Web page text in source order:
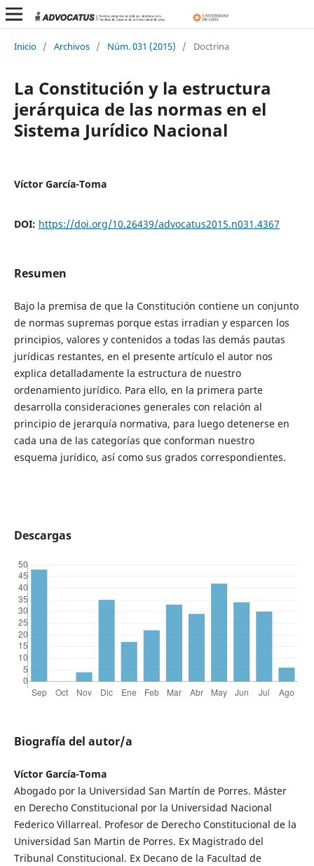
Inicio / Archivos / Núm. 031 (2015) / Doctrina
La Constitución y la estructura
jerárquica de las normas en el
Sistema Jurídico Nacional
Víctor García-Toma
DOI: https://doi.org/10.26439/advocatus2015.n031.4367
Resumen
Bajo la premisa de que la Constitución contiene un conjunto
de normas supremas porque estas irradian y esparcen los
principios, valores y contenidos a todas las demás pautas
jurídicas restantes, en el presente artículo el autor nos
explica detalladamente la estructura de nuestro
ordenamiento jurídico. Para ello, en la primera parte
desarrolla consideraciones generales con relación al
principio de jerarquía normativa, para luego detenerse en
cada una de las categorías que conforman nuestro
esquema jurídico, así como sus grados correspondientes.
Descargas
Biografía del autor/a
Víctor García-Toma
Abogado por la Universidad San Martín de Porres. Máster
en Derecho Constitucional por la Universidad Nacional
Federico Villarreal. Profesor de Derecho Constitucional de la
Universidad San Martin de Porres. Ex Magistrado del
Tribunal Constitucional. Ex Decano de la Facultad de